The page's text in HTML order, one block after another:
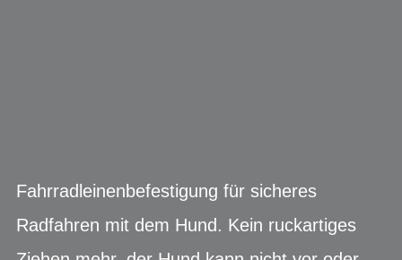
Fahrradleinenbefestigung für sicheres
Radfahren mit dem Hund. Kein ruckartiges